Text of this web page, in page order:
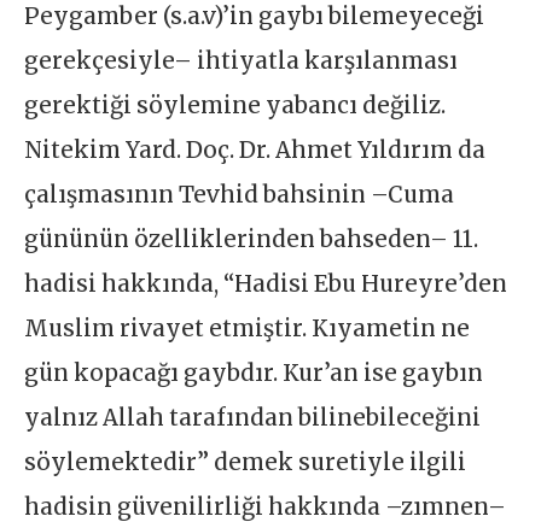
Peygamber (s.a.v)’in gaybı bilemeyeceği
gerekçesiyle– ihtiyatla karşılanması
gerektiği söylemine yabancı değiliz.
Nitekim Yard. Doç. Dr. Ahmet Yıldırım da
çalışmasının Tevhid bahsinin –Cuma
gününün özelliklerinden bahseden– 11.
hadisi hakkında, “Hadisi Ebu Hureyre’den
Muslim rivayet etmiştir. Kıyametin ne
gün kopacağı gaybdır. Kur’an ise gaybın
yalnız Allah tarafından bilinebileceğini
söylemektedir” demek suretiyle ilgili
hadisin güvenilirliği hakkında –zımnen–